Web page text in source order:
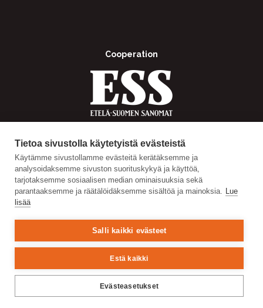
Tietoa sivustolla käytetyistä evästeistä
Käytämme sivustollamme evästeitä kerätäksemme ja
analysoidaksemme sivuston suorituskykyä ja käyttöä,
tarjotaksemme sosiaalisen median ominaisuuksia sekä
parantaaksemme ja räätälöidäksemme sisältöä ja mainoksia. Lue
lisää
Salli kaikki evästeet
Estä kaikki
Evästeasetukset
Cooperation